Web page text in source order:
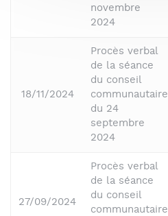
novembre
2024
18/11/2024
Procès verbal
de la séance
du conseil
communautaire
du 24
septembre
2024
27/09/2024
Procès verbal
de la séance
du conseil
communautaire